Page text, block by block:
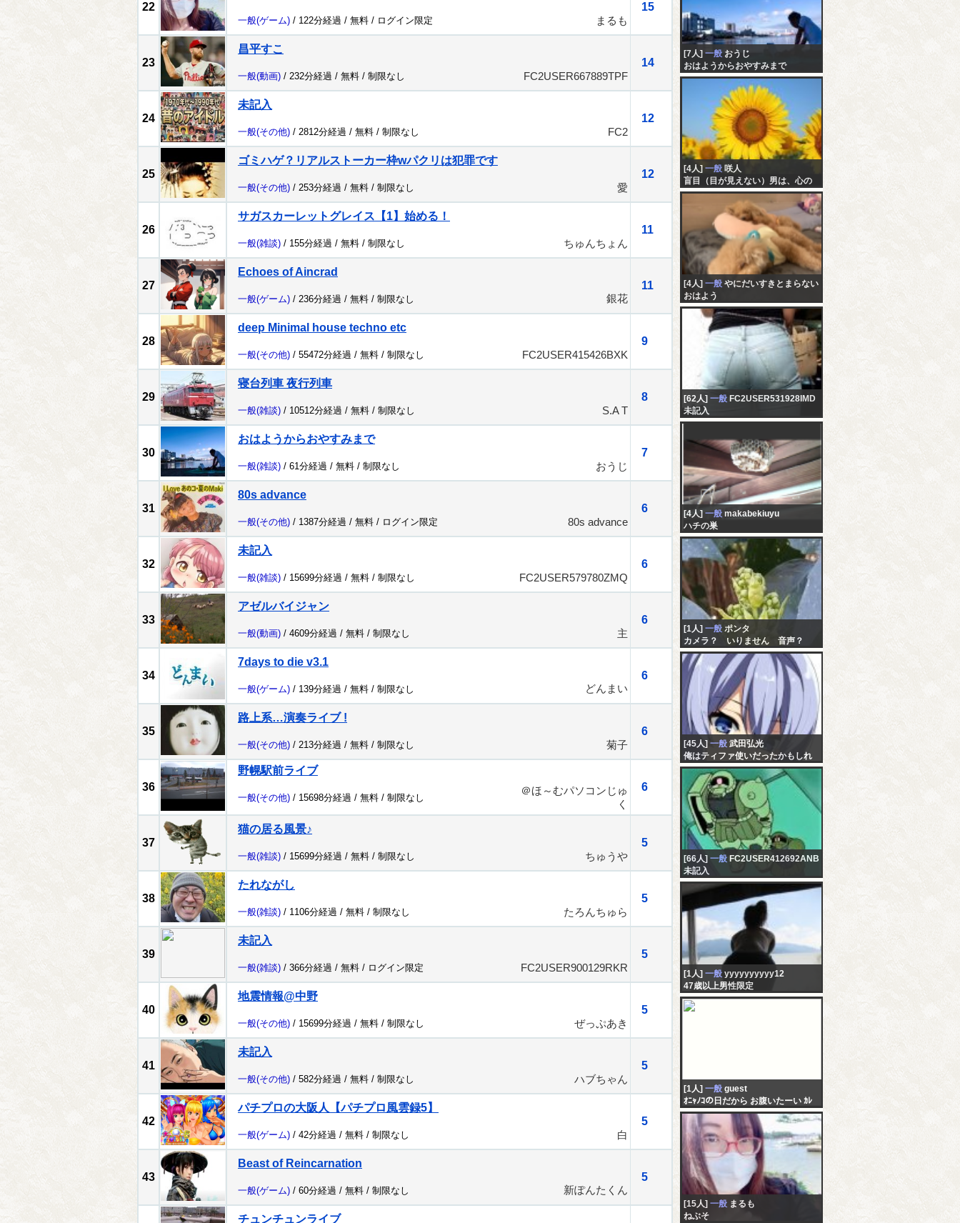
22
15
一般(ゲーム) / 122分経過 / 無料 / ログイン限定 まるも
23
昌平すこ
14
一般(動画) / 232分経過 / 無料 / 制限なし FC2USER667889TPF
24
未記入
12
一般(その他) / 2812分経過 / 無料 / 制限なし FC2
25
ゴミハゲ？リアルストーカー枠wパクリは犯罪です
12
一般(その他) / 253分経過 / 無料 / 制限なし 愛
26
サガスカーレットグレイス【1】始める！
11
一般(雑談) / 155分経過 / 無料 / 制限なし ちゅんちょん
27
Echoes of Aincrad
11
一般(ゲーム) / 236分経過 / 無料 / 制限なし 銀花
28
deep Minimal house techno etc
9
一般(その他) / 55472分経過 / 無料 / 制限なし FC2USER415426BXK
29
寝台列車 夜行列車
8
一般(雑談) / 10512分経過 / 無料 / 制限なし S.A T
30
おはようからおやすみまで
7
一般(雑談) / 61分経過 / 無料 / 制限なし おうじ
31
80s advance
6
一般(その他) / 1387分経過 / 無料 / ログイン限定 80s advance
32
未記入
6
一般(雑談) / 15699分経過 / 無料 / 制限なし FC2USER579780ZMQ
33
アゼルバイジャン
6
一般(動画) / 4609分経過 / 無料 / 制限なし 主
34
7days to die v3.1
6
一般(ゲーム) / 139分経過 / 無料 / 制限なし どんまい
35
路上系…演奏ライブ !
6
一般(その他) / 213分経過 / 無料 / 制限なし 菊子
36
野幌駅前ライブ
6
一般(その他) / 15698分経過 / 無料 / 制限なし
＠ほ～むパソコンじゅ
く
37
猫の居る風景♪
5
一般(雑談) / 15699分経過 / 無料 / 制限なし ちゅうや
38
たれながし
5
一般(雑談) / 1106分経過 / 無料 / 制限なし たろんちゅら
39
未記入
5
一般(雑談) / 366分経過 / 無料 / ログイン限定 FC2USER900129RKR
40
地震情報@中野
5
一般(その他) / 15699分経過 / 無料 / 制限なし ぜっぷあき
41
未記入
5
一般(その他) / 582分経過 / 無料 / 制限なし ハブちゃん
42
パチプロの大阪人【パチプロ風雲録5】
5
一般(ゲーム) / 42分経過 / 無料 / 制限なし 白
43
Beast of Reincarnation
5
一般(ゲーム) / 60分経過 / 無料 / 制限なし 新ぽんたくん
チュンチュンライブ
[7人] 一般 おうじ
おはようからおやすみまで
[4人] 一般 咲人
盲目（目が見えない）男は、心の
目で見てるよ。
[4人] 一般 やにだいすきとまらない
おはよう
[62人] 一般 FC2USER531928IMD
未記入
[4人] 一般 makabekiuyu
ハチの巣
[1人] 一般 ポンタ
カメラ？ いりません 音声？
いりません チャットで妄想にふ
けりませんか
[45人] 一般 武田弘光
俺はティファ使いだったかもしれ
ない配信※説明文必読（picartoで
画面配信）
[66人] 一般 FC2USER412692ANB
未記入
[1人] 一般 yyyyyyyyyy12
47歳以上男性限定
[1人] 一般 guest
ｵﾆｬﾉｺの日だから お腹いたーい ｶﾚ
のことめちゃくちゃ気になってる
し 諦めたくなーい
[15人] 一般 まるも
ねぶそ